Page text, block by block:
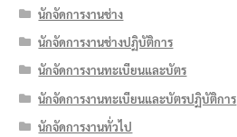
นักจัดการงานช่าง
นักจัดการงานช่างปฏิบัติการ
นักจัดการงานทะเบียนและบัตร
นักจัดการงานทะเบียนและบัตรปฏิบัติการ
นักจัดการงานทั่วไป